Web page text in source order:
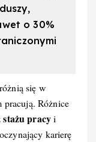
o 30%
się w
pracują. Różnice
stażu pracyi
karierę